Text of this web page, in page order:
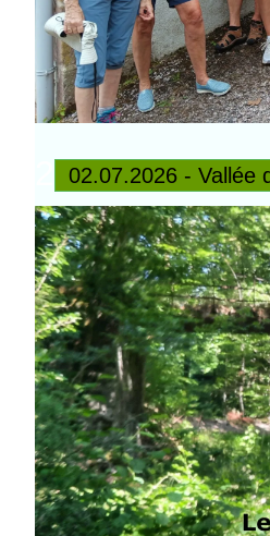
02.07.2026 - Vallée